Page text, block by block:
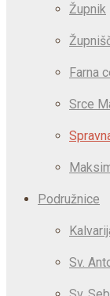
Župnik
Farna
Srce
Podružnice
Sv.